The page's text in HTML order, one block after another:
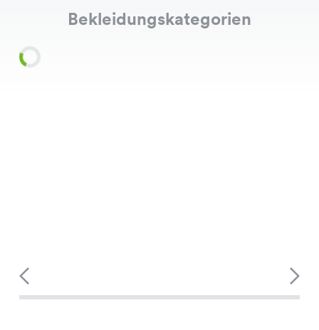
Bekleidungskategorien